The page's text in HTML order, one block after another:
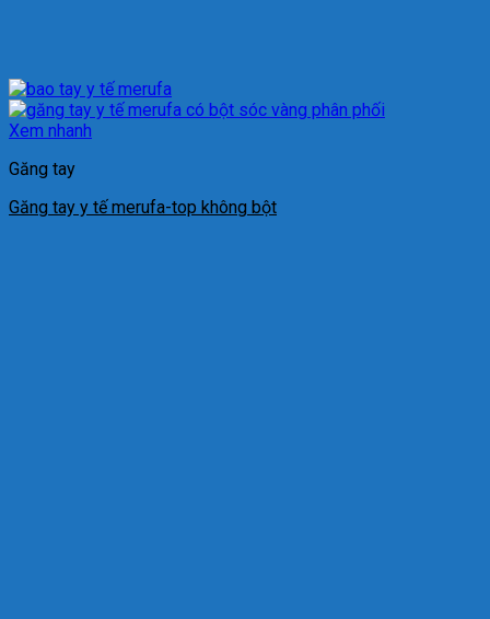
Xem nhanh
Găng tay
Găng tay y tế merufa-top không bột